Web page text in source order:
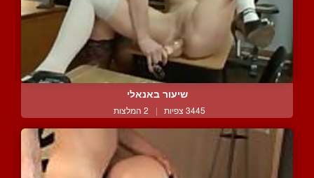
שיעור באנאלי
3445 צפיות | 2 המלצות